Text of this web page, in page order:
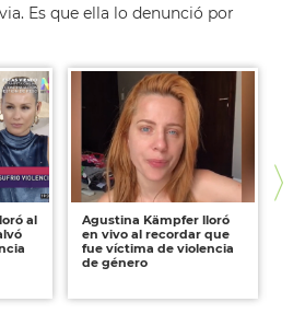
Es que ella lo denunció por
al
Agustina Kämpfer lloró
en vivo al recordar que
fue víctima de violencia
de género